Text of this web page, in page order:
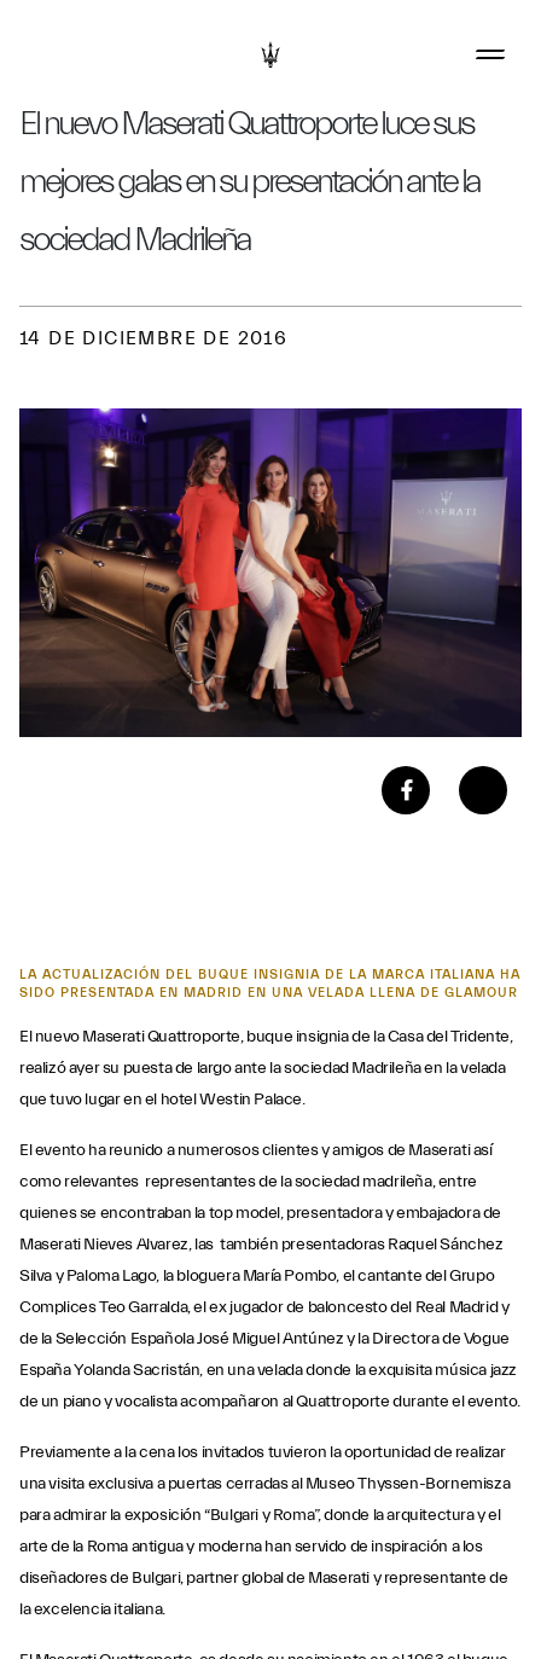
El nuevo Maserati Quattroporte luce sus
mejores galas en su presentación ante la
sociedad Madrileña
14 DE DICIEMBRE DE 2016
LA ACTUALIZACIÓN DEL BUQUE INSIGNIA DE LA MARCA ITALIANA HA
SIDO PRESENTADA EN MADRID EN UNA VELADA LLENA DE GLAMOUR
El nuevo Maserati Quattroporte, buque insignia de la Casa del Tridente,
realizó ayer su puesta de largo ante la sociedad Madrileña en la velada
que tuvo lugar en el hotel Westin Palace.
El evento ha reunido a numerosos clientes y amigos de Maserati así
como relevantes representantes de la sociedad madrileña, entre
quienes se encontraban la top model, presentadora y embajadora de
Maserati Nieves Alvarez, las también presentadoras Raquel Sánchez
Silva y Paloma Lago, la bloguera María Pombo, el cantante del Grupo
Complices Teo Garralda, el ex jugador de baloncesto del Real Madrid y
de la Selección Española José Miguel Antúnez y la Directora de Vogue
España Yolanda Sacristán, en una velada donde la exquisita música jazz
de un piano y vocalista acompañaron al Quattroporte durante el evento.
Previamente a la cena los invitados tuvieron la oportunidad de realizar
una visita exclusiva a puertas cerradas al Museo Thyssen-Bornemisza
para admirar la exposición “Bulgari y Roma”, donde la arquitectura y el
arte de la Roma antigua y moderna han servido de inspiración a los
diseñadores de Bulgari, partner global de Maserati y representante de
la excelencia italiana.